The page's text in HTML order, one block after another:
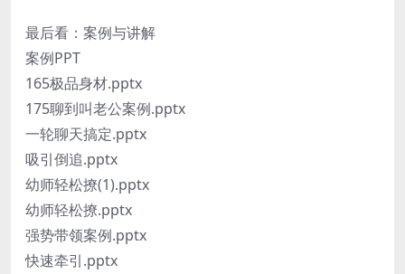
最后看：案例与讲解
案例PPT
165极品身材.pptx
175聊到叫老公案例.pptx
一轮聊天搞定.pptx
吸引倒追.pptx
幼师轻松撩(1).pptx
幼师轻松撩.pptx
强势带领案例.pptx
快速牵引.pptx